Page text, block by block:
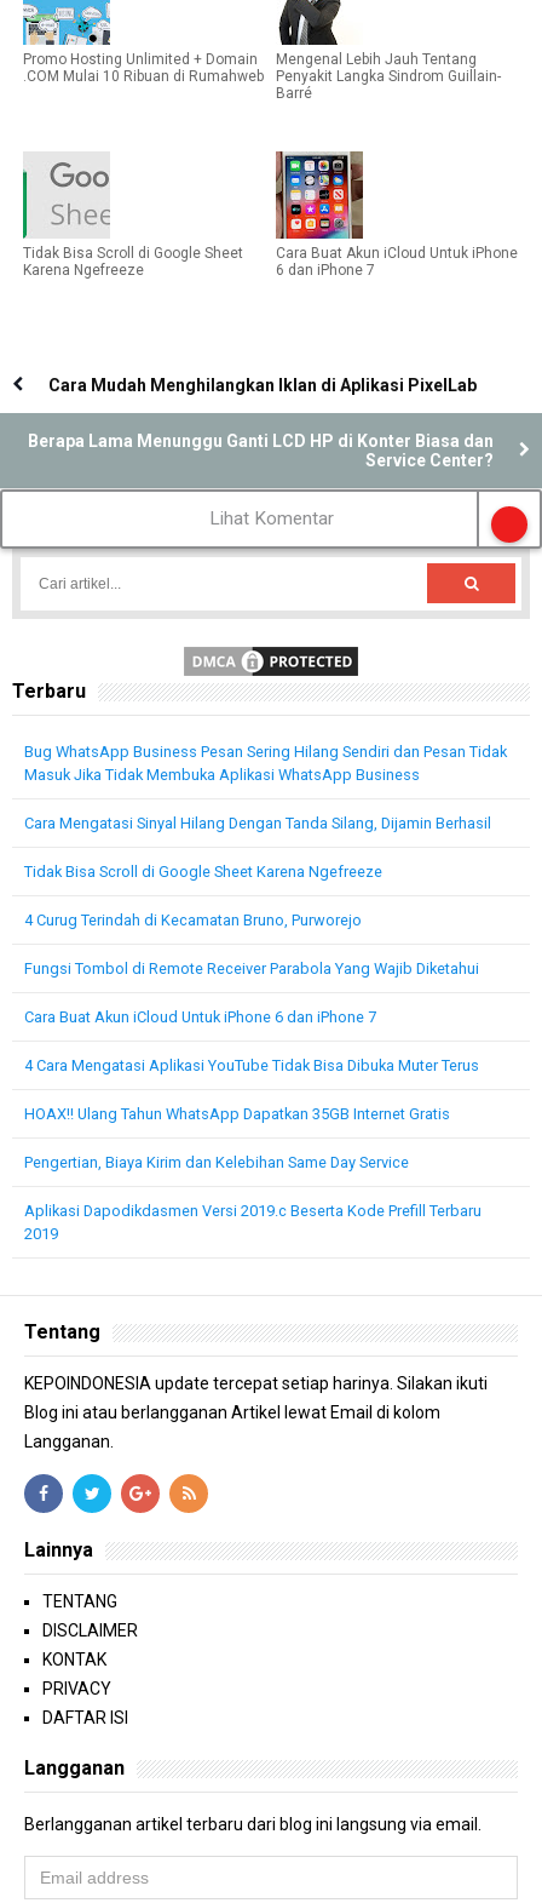
Promo Hosting Unlimited + Domain
.COM Mulai 10 Ribuan di Rumahweb
Mengenal Lebih Jauh Tentang
Penyakit Langka Sindrom Guillain-
Barré
Tidak Bisa Scroll di Google Sheet
Karena Ngefreeze
Cara Buat Akun iCloud Untuk iPhone
6 dan iPhone 7
Cara Mudah Menghilangkan Iklan di Aplikasi PixelLab
Berapa Lama Menunggu Ganti LCD HP di Konter Biasa dan
Service Center?
Lihat Komentar
Terbaru
Bug WhatsApp Business Pesan Sering Hilang Sendiri dan Pesan Tidak
Masuk Jika Tidak Membuka Aplikasi WhatsApp Business
Cara Mengatasi Sinyal Hilang Dengan Tanda Silang, Dijamin Berhasil
Tidak Bisa Scroll di Google Sheet Karena Ngefreeze
4 Curug Terindah di Kecamatan Bruno, Purworejo
Fungsi Tombol di Remote Receiver Parabola Yang Wajib Diketahui
Cara Buat Akun iCloud Untuk iPhone 6 dan iPhone 7
4 Cara Mengatasi Aplikasi YouTube Tidak Bisa Dibuka Muter Terus
HOAX!! Ulang Tahun WhatsApp Dapatkan 35GB Internet Gratis
Pengertian, Biaya Kirim dan Kelebihan Same Day Service
Aplikasi Dapodikdasmen Versi 2019.c Beserta Kode Prefill Terbaru
2019
Tentang
KEPOINDONESIA update tercepat setiap harinya. Silakan ikuti
Blog ini atau berlangganan Artikel lewat Email di kolom
Langganan.
Lainnya
TENTANG
DISCLAIMER
KONTAK
PRIVACY
DAFTAR ISI
Langganan
Berlangganan artikel terbaru dari blog ini langsung via email.